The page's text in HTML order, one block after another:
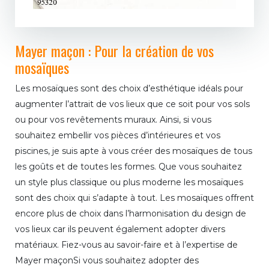
Mayer maçon : Pour la création de vos
mosaïques
Les mosaïques sont des choix d’esthétique idéals pour
augmenter l’attrait de vos lieux que ce soit pour vos sols
ou pour vos revêtements muraux. Ainsi, si vous
souhaitez embellir vos pièces d’intérieures et vos
piscines, je suis apte à vous créer des mosaïques de tous
les goûts et de toutes les formes. Que vous souhaitez
un style plus classique ou plus moderne les mosaïques
sont des choix qui s’adapte à tout. Les mosaïques offrent
encore plus de choix dans l’harmonisation du design de
vos lieux car ils peuvent également adopter divers
matériaux. Fiez-vous au savoir-faire et à l’expertise de
Mayer maçonSi vous souhaitez adopter des